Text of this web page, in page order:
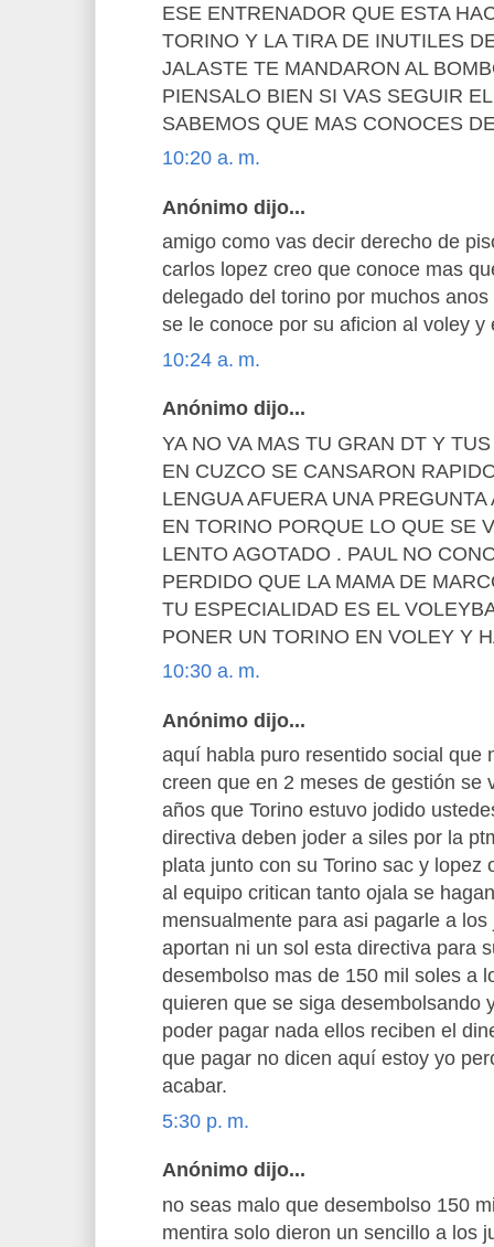
ESE ENTRENADOR QUE ESTA
TORINO Y LA TIRA DE INUTILES
JALASTE TE MANDARON AL
PIENSALO BIEN SI VAS SEGUIR
SABEMOS QUE MAS CONOCES
10:20 a. m.
Anónimo dijo...
amigo como vas decir derecho de
carlos lopez creo que conoce mas
delegado del torino por muchos
se le conoce por su aficion al voley y
10:24 a. m.
Anónimo dijo...
YA NO VA MAS TU GRAN DT Y
EN CUZCO SE CANSARON
LENGUA AFUERA UNA
EN TORINO PORQUE LO QUE SE
LENTO AGOTADO . PAUL NO
PERDIDO QUE LA MAMA DE
TU ESPECIALIDAD ES EL
PONER UN TORINO EN VOLEY Y
10:30 a. m.
Anónimo dijo...
aquí habla puro resentido social que
creen que en 2 meses de gestión se
años que Torino estuvo jodido
directiva deben joder a siles por la
plata junto con su Torino sac y lopez
al equipo critican tanto ojala se
mensualmente para asi pagarle a
aportan ni un sol esta directiva para
desembolso mas de 150 mil soles a
quieren que se siga desembolsando
poder pagar nada ellos reciben el
que pagar no dicen aquí estoy yo
acabar.
5:30 p. m.
Anónimo dijo...
no seas malo que desembolso 150
mentira solo dieron un sencillo a los